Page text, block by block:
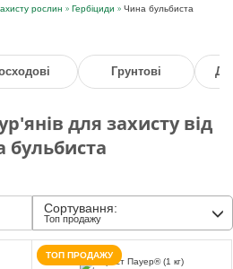
рослин » Гербіциди » Чина бульбиста
Грунтові
для захисту від
бульбиста
Сортування:
Топ продажу
ТОП ПРОДАЖУ